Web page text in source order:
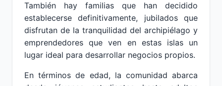
También hay familias que han decidido
establecerse definitivamente, jubilados que
disfrutan de la tranquilidad del archipiélago y
emprendedores que ven en estas islas un
lugar ideal para desarrollar negocios propios.
En términos de edad, la comunidad abarca